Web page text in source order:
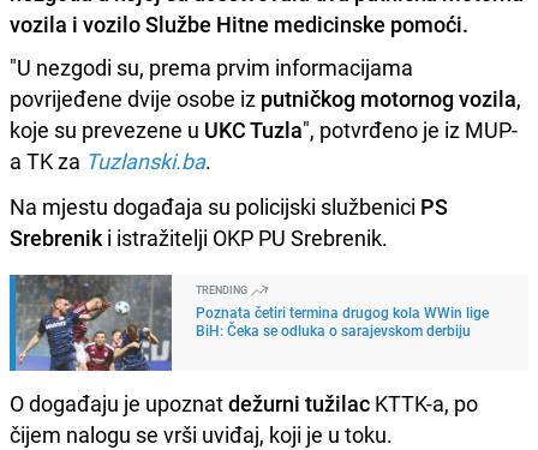
vozila i vozilo Službe Hitne medicinske pomoći.
"U nezgodi su, prema prvim informacijama
povrijeđene dvije osobe iz putničkog motornog vozila,
koje su prevezene u UKC Tuzla", potvrđeno je iz MUP-
a TK za Tuzlanski.ba.
Na mjestu događaja su policijski službenici PS
Srebrenik i istražitelji OKP PU Srebrenik.
TRENDING
Poznata četiri termina drugog kola WWin lige
BiH: Čeka se odluka o sarajevskom derbiju
O događaju je upoznatdežurni tužilac KTTK-a, po
čijem nalogu se vrši uviđaj, koji je u toku.